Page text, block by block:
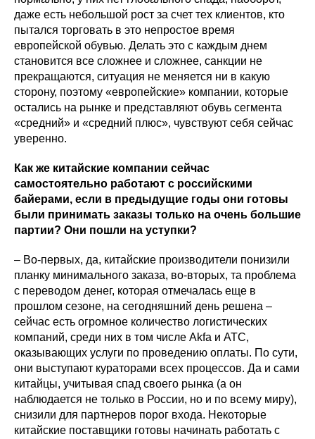
даже есть небольшой рост за счет тех клиентов, кто
пытался торговать в это непростое время
европейской обувью. Делать это с каждым днем
становится все сложнее и сложнее, санкции не
прекращаются, ситуация не меняется ни в какую
сторону, поэтому «европейские» компании, которые
остались на рынке и представляют обувь сегмента
«средний» и «средний плюс», чувствуют себя сейчас
уверенно.
Как же китайские компании сейчас
самостоятельно работают с российскими
байерами, если в предыдущие годы они готовы
были принимать заказы только на очень большие
партии? Они пошли на уступки?
– Во-первых, да, китайские производители понизили
планку минимального заказа, во-вторых, та проблема
с переводом денег, которая отмечалась еще в
прошлом сезоне, на сегодняшний день решена –
сейчас есть огромное количество логистических
компаний, среди них в том числе Akfa и ATC,
оказывающих услуги по проведению оплаты. По сути,
они выступают кураторами всех процессов. Да и сами
китайцы, учитывая спад своего рынка (а он
наблюдается не только в России, но и по всему миру),
снизили для партнеров порог входа. Некоторые
китайские поставщики готовы начинать работать с